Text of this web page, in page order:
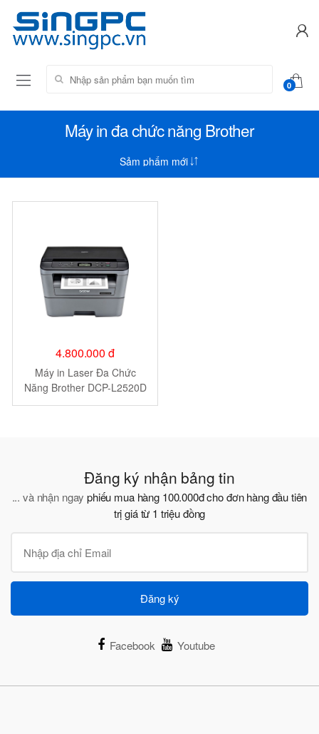
Tìm kiếm:
0
Máy in đa chức năng Brother
4.800.000 đ
Máy in Laser Đa Chức
Năng Brother DCP-L2520D
Đăng ký nhận bảng tin
... và nhận ngayphiếu mua hàng 100.000đ cho đơn hàng đầu tiên
trị giá từ 1 triệu đồng
Đăng ký
Facebook Youtube